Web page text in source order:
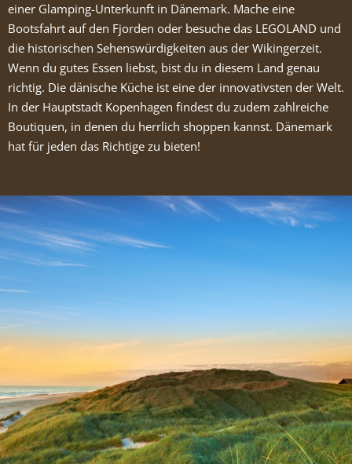
einer Glamping-Unterkunft in Dänemark. Mache eine
Bootsfahrt auf den Fjorden oder besuche das LEGOLAND und
die historischen Sehenswürdigkeiten aus der Wikingerzeit.
Wenn du gutes Essen liebst, bist du in diesem Land genau
richtig. Die dänische Küche ist eine der innovativsten der Welt.
In der Hauptstadt Kopenhagen findest du zudem zahlreiche
Boutiquen, in denen du herrlich shoppen kannst. Dänemark
hat für jeden das Richtige zu bieten!